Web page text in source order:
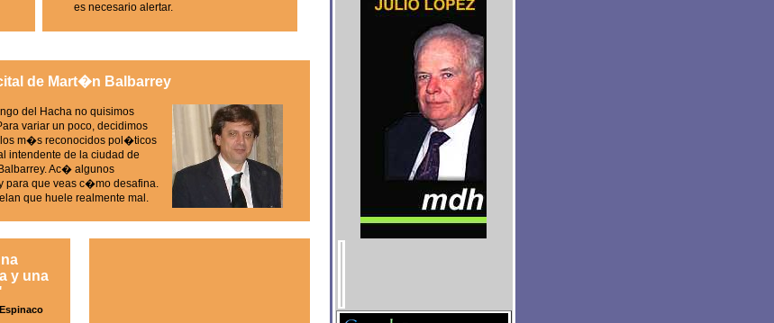
es necesario alertar.
de Mart�n Balbarrey
del Hacha no quisimos
variar un poco, decidimos
m�s reconocidos pol�ticos
intendente de la ciudad de
Ac� algunos
para que veas c�mo desafina.
que huele realmente mal.
y una